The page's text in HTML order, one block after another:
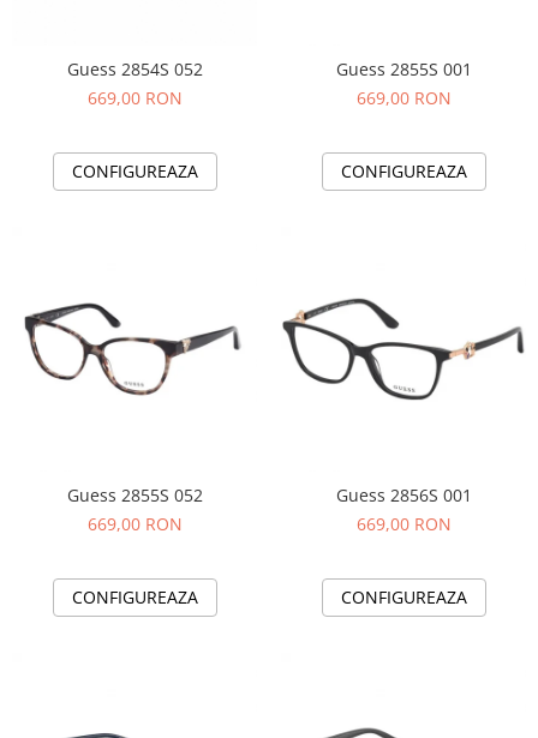
Guess 2854S 052
669,00 RON
CONFIGUREAZA
Guess 2855S 001
669,00 RON
CONFIGUREAZA
Guess 2855S 052
669,00 RON
CONFIGUREAZA
Guess 2856S 001
669,00 RON
CONFIGUREAZA